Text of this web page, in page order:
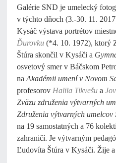
Galérie SND je umelecký
v týchto dňoch (3.-30. 11.
Kysáč výstava portrétov
Ďurovku (*4. 10. 1972), ktorý
Štúra skončil v Kysáči a
osvetový smer v Báčskom
na Akadémii umení v Novom
profesorov Halila Tikvešu a
Zväzu združenia výtvarných
Združenia výtvarných umelcov
na 19 samostatných a 76
zahraničí. Je výtvarným
Ľudovíta Štúra v Kysáči. Žije